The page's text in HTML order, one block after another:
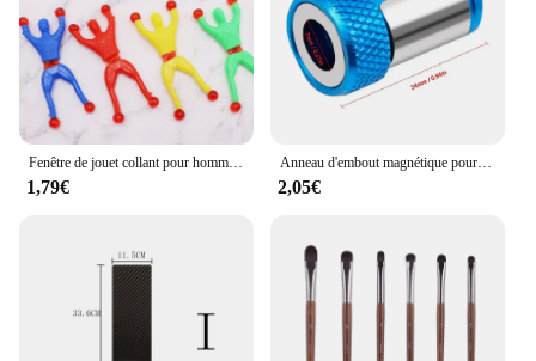
1,79€
Anneau d'embout magnétique pour perceuse électrique, tête de tournevis en métal, manchon en acier, embout de tournevis électrique, pièces d'outils électriques, accessoires
2,05€